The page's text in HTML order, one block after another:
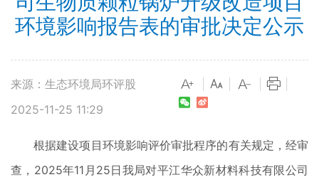
环境影响报告表的审批决定公示
来源：生态环境局环评股
2025-11-25 11:29
根据建设项目环境影响评价审批程序的有关规定，经审
查，2025年11月25日我局对平江华众新材料科技有限公司